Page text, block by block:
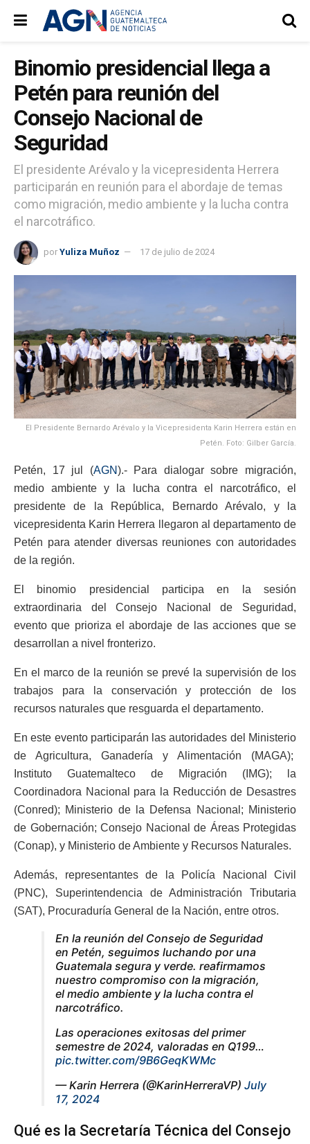
Binomio presidencial llega a
Petén para reunión del
Consejo Nacional de
Seguridad
El presidente Arévalo y la vicepresidenta Herrera
participarán en reunión para el abordaje de temas
como migración, medio ambiente y la lucha contra
el narcotráfico.
por Yuliza Muñoz 17 de julio de 2024
El Presidente Bernardo Arévalo y la Vicepresidenta Karin Herrera están en
Petén. Foto: Gilber García.
Petén, 17 jul (AGN).- Para dialogar sobre migración,
medio ambiente y la lucha contra el narcotráfico, el
presidente de la República, Bernardo Arévalo, y la
vicepresidenta Karin Herrera llegaron al departamento de
Petén para atender diversas reuniones con autoridades
de la región.
El binomio presidencial participa en la sesión
extraordinaria del Consejo Nacional de Seguridad,
evento que prioriza el abordaje de las acciones que se
desarrollan a nivel fronterizo.
En el marco de la reunión se prevé la supervisión de los
trabajos para la conservación y protección de los
recursos naturales que resguarda el departamento.
En este evento participarán las autoridades del Ministerio
de Agricultura, Ganadería y Alimentación (MAGA);
Instituto Guatemalteco de Migración (IMG); la
Coordinadora Nacional para la Reducción de Desastres
(Conred); Ministerio de la Defensa Nacional; Ministerio
de Gobernación; Consejo Nacional de Áreas Protegidas
(Conap), y Ministerio de Ambiente y Recursos Naturales.
Además, representantes de la Policía Nacional Civil
(PNC), Superintendencia de Administración Tributaria
(SAT), Procuraduría General de la Nación, entre otros.
En la reunión del Consejo de Seguridad
en Petén, seguimos luchando por una
Guatemala segura y verde. reafirmamos
nuestro compromiso con la migración,
el medio ambiente y la lucha contra el
narcotráfico.
Las operaciones exitosas del primer
semestre de 2024, valoradas en Q199…
pic.twitter.com/9B6GeqKWMc
— Karin Herrera (@KarinHerreraVP) July
17, 2024
Qué es la Secretaría Técnica del Consejo